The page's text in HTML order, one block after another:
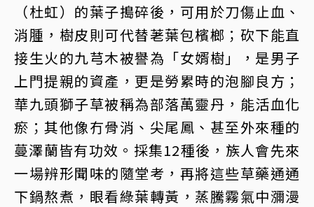
（杜虹）的葉子搗碎後，可用於刀傷止血、
消腫，樹皮則可代替荖葉包檳榔；砍下能直
接生火的九芎木被譽為「女婿樹」，是男子
上門提親的資產，更是勞累時的泡腳良方；
華九頭獅子草被稱為部落萬靈丹，能活血化
瘀；其他像冇骨消、尖尾鳳、甚至外來種的
蔓澤蘭皆有功效。採集12種後，族人會先來
一場辨形聞味的隨堂考，再將這些草藥通通
下鍋熬煮，眼看綠葉轉黃，蒸騰霧氣中瀰漫